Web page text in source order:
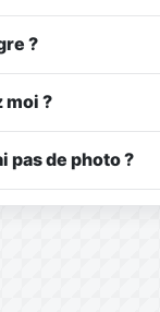
?
moi ?
pas de photo ?